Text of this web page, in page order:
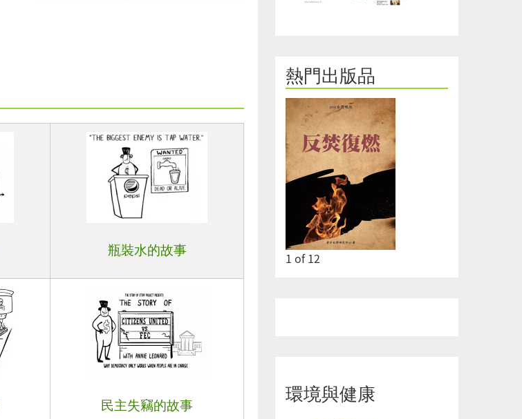
瓶裝水的故事
民主失竊的故事
熱門出版品
2 of12
環境與健康